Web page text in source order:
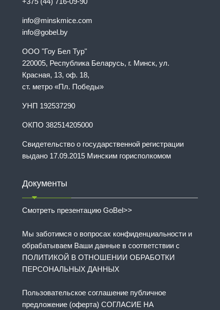
info@minskmice.com
info@gobel.by
ООО "Гоу Бел Тур"
220005, Республика Беларусь, г. Минск, ул.
Красная, 13, оф. 18,
ст. метро «Пл. Победы»
УНП 192537290
ОКПО 382514205000
Свидетельство о государственной регистрации
выдано 17.09.2015 Минским горисполкомом
Документы
Смотреть презентацию GoBel>>
Мы заботимся о вопросах конфиденциальности и
обрабатываем Ваши данные в соответствии с
ПОЛИТИКОЙ В ОТНОШЕНИИ ОБРАБОТКИ
ПЕРСОНАЛЬНЫХ ДАННЫХ
Пользовательское соглашение публичное
предложение (оферта) СОГЛАСИЕ НА